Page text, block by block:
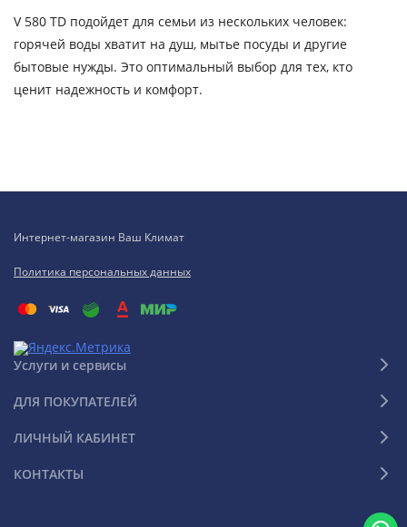
V 580 TD подойдет для семьи из нескольких человек:
горячей воды хватит на душ, мытье посуды и другие
бытовые нужды. Это оптимальный выбор для тех, кто
ценит надежность и комфорт.
Интернет-магазин Ваш Климат
Политика персональных данных
Услуги и сервисы
ДЛЯ ПОКУПАТЕЛЕЙ
ЛИЧНЫЙ КАБИНЕТ
КОНТАКТЫ